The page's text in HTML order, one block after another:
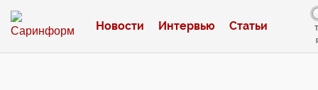
Новости Интервью Статьи